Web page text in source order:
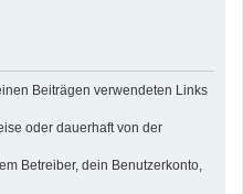
Beiträgen verwendeten Links
oder dauerhaft von der
Betreiber, dein Benutzerkonto,